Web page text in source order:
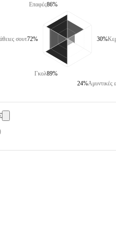
Επαφές86%
σουτ72%
Γκολ89%
30%
Αμυντικές
24%